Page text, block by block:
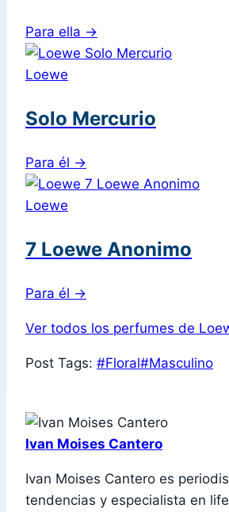
Para ella →
Loewe
Solo Mercurio
Para él →
Loewe
7 Loewe Anonimo
Para él →
Ver todos los perfumes de
Post Tags: #Floral#Masculino
Ivan Moises Cantero
Ivan Moises Cantero es
tendencias y especialista en